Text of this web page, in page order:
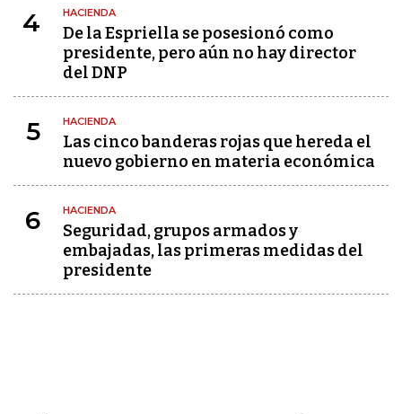
4 HACIENDA
De la Espriella se posesionó como
presidente, pero aún no hay director
del DNP
5 HACIENDA
Las cinco banderas rojas que hereda el
nuevo gobierno en materia económica
6 HACIENDA
Seguridad, grupos armados y
embajadas, las primeras medidas del
presidente